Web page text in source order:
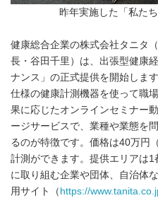
昨年実施した「私た
健康総合企業の株式会社タニタ
長・谷田千里）は、出張型健康
ナンス」の正式提供を開始しま
仕様の健康計測機器を使って職
果に応じたオンラインセミナー
ージサービスで、業種や業態を
るのが特徴です。価格は40万円（
計測ができます。提供エリアは1
に取り組む企業や団体、自治体
用サイト（ https://